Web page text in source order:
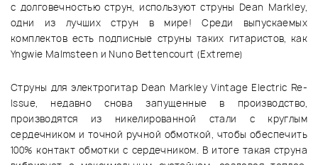
с долговечностью струн, используют струны Dean Markley,
одни из лучших струн в мире! Среди выпускаемых
комплектов есть подписные струны таких гитаристов, как
Yngwie Malmsteen и Nuno Bettencourt (Extreme)
Струны для электрогитар Dean Markley Vintage Electric Re-
Issue, недавно снова запущенные в производство,
производятся из никелированной стали с круглым
сердечником и точной ручной обмоткой, чтобы обеспечить
100% контакт обмотки с сердечником. В итоге такая струна